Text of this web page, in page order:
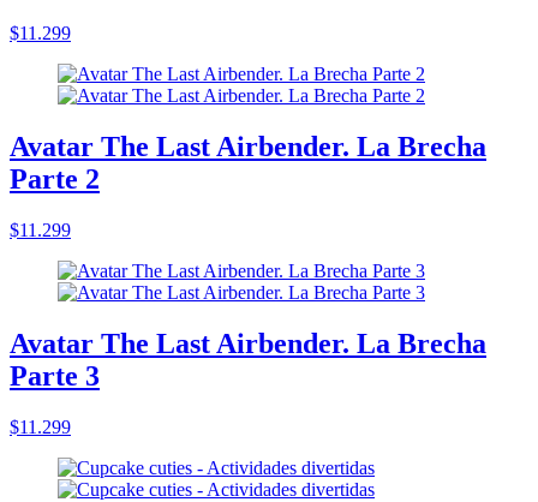
$11.299
Avatar The Last Airbender. La Brecha
Parte 2
$11.299
Avatar The Last Airbender. La Brecha
Parte 3
$11.299